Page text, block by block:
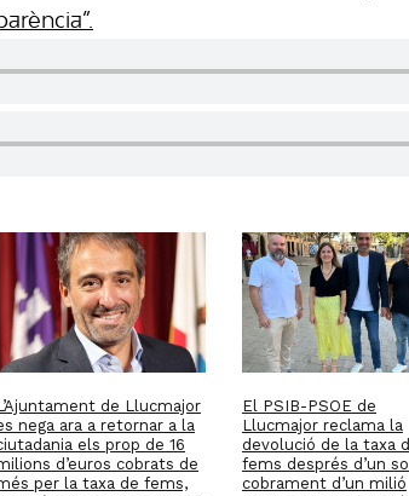
de Llucmajor
nega ara a retornar a la
els prop de 16
d’euros cobrats de
per la taxa de fems,
El PSIB-PSOE de
Llucmajor reclama la
devolució de la taxa
fems després d’un
cobrament d’un milió